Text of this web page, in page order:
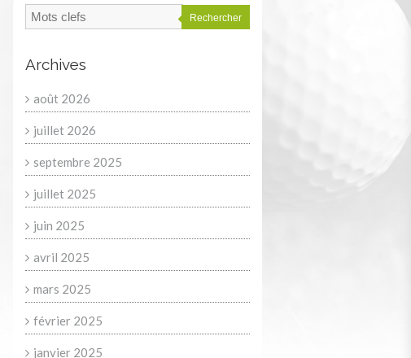
Rechercher
Archives
août 2026
juillet 2026
septembre 2025
juillet 2025
juin 2025
avril 2025
mars 2025
février 2025
janvier 2025